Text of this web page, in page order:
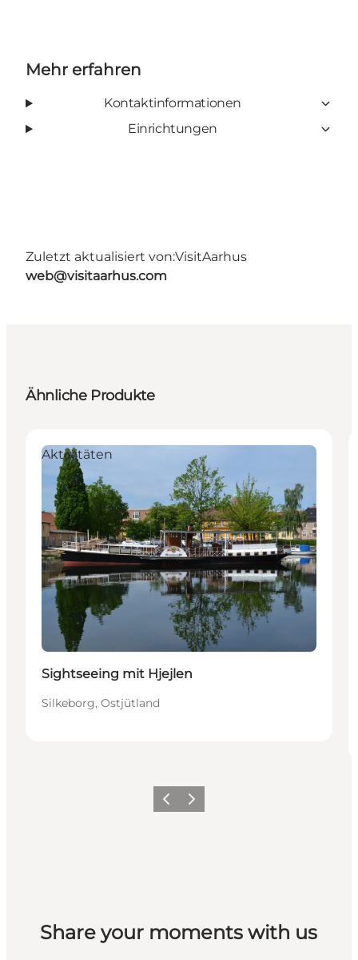
Mehr erfahren
Kontaktinformationen
Einrichtungen
Zuletzt aktualisiert von:VisitAarhus
web@visitaarhus.com
Ähnliche Produkte
Aktivitäten
Sightseeing mit Hjejlen
Silkeborg, Ostjütland
ZurückWeiter
Share your moments with us